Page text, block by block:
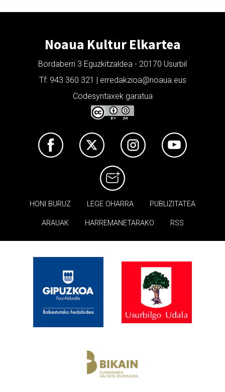
Noaua Kultur Elkartea
Bordaberri 3 Eguzkitzaldea - 20170 Usurbil
Tf: 943 360 321 | erredakzioa@noaua.eus
Codesyntaxek garatua
HONI BURUZ LEGE OHARRA PUBLIZITATEA
ARAUAK HARREMANETARAKO RSS